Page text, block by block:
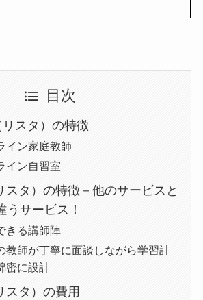
目次
スタ）の特徴
イン家庭教師
イン自習室
スタ）の特徴－他のサービスと
うサービス！
きる講師陣
教師が丁寧に面談しながら学習計
密に設計
スタ）の費用